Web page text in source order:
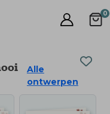
0
Alle
ontwerpen